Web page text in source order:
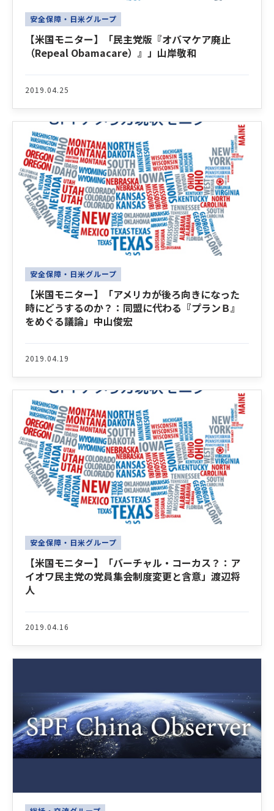
安全保障・日米グループ
【米国モニター】「民主党版『オバマケア廃止
（Repeal Obamacare）』」山岸敬和
2019.04.25
安全保障・日米グループ
【米国モニター】「アメリカが後ろ向きになった
時にどうするのか？：同盟に代わる『プランＢ』
をめぐる議論」中山俊宏
2019.04.19
安全保障・日米グループ
【米国モニター】「バーチャル・コーカス？：ア
イオワ民主党の党員集会制度変更と含意」渡辺将
人
2019.04.16